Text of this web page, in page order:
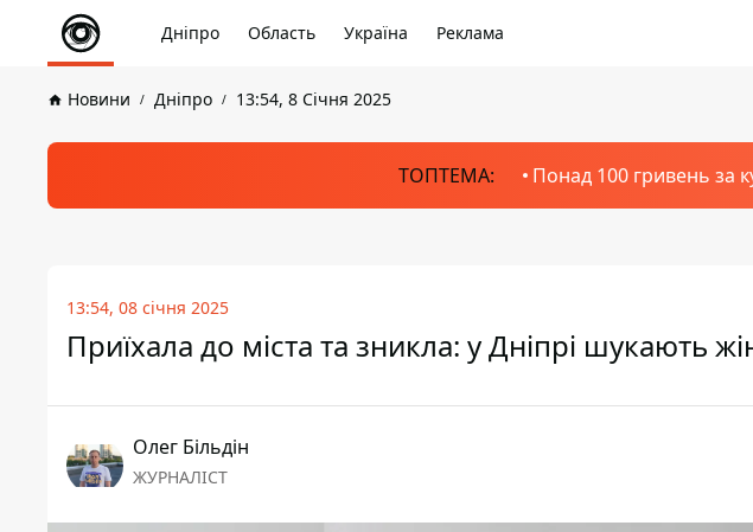
Дніпро Область Україна Реклама
Новини Дніпро 13:54, 8 Січня 2025
ТОПТЕМА: Понад 100 гривень за
13:54, 08 січня 2025
Приїхала до міста та зникла: у Дніпрі шукають
Олег Більдін
ЖУРНАЛІСТ